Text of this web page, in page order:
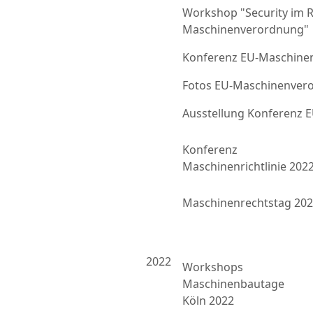
Workshop "Security im
Maschinenverordnung"
Konferenz EU-
Fotos EU-
Ausstellung Konferenz
2022
Konferenz
Maschinenrichtlinie
Maschinenrechtstag
Workshops
Maschinenbautage
Köln 2022